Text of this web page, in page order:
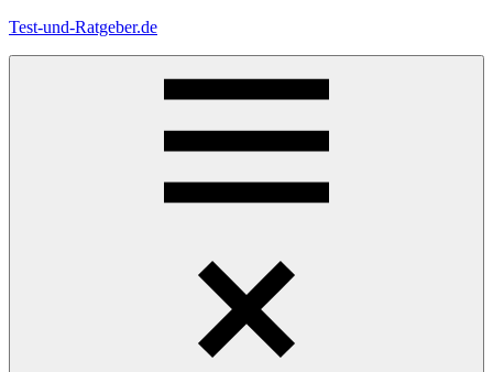
Zum
Test-und-Ratgeber.de